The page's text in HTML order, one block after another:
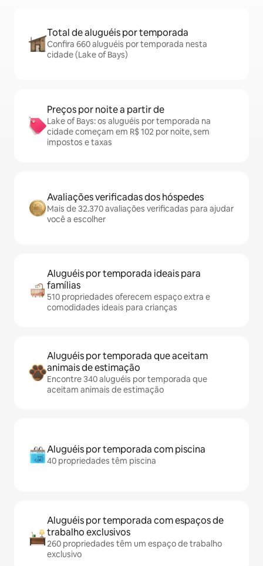
Total de aluguéis por temporada
Confira 660 aluguéis por temporada nesta
cidade (Lake of Bays)
Preços por noite a partir de
Lake of Bays: os aluguéis por temporada na
cidade começam em R$ 102 por noite, sem
impostos e taxas
Avaliações verificadas dos hóspedes
Mais de 32.370 avaliações verificadas para ajudar
você a escolher
Aluguéis por temporada ideais para
famílias
510 propriedades oferecem espaço extra e
comodidades ideais para crianças
Aluguéis por temporada que aceitam
animais de estimação
Encontre 340 aluguéis por temporada que
aceitam animais de estimação
Aluguéis por temporada com piscina
40 propriedades têm piscina
Aluguéis por temporada com espaços de
trabalho exclusivos
260 propriedades têm um espaço de trabalho
exclusivo